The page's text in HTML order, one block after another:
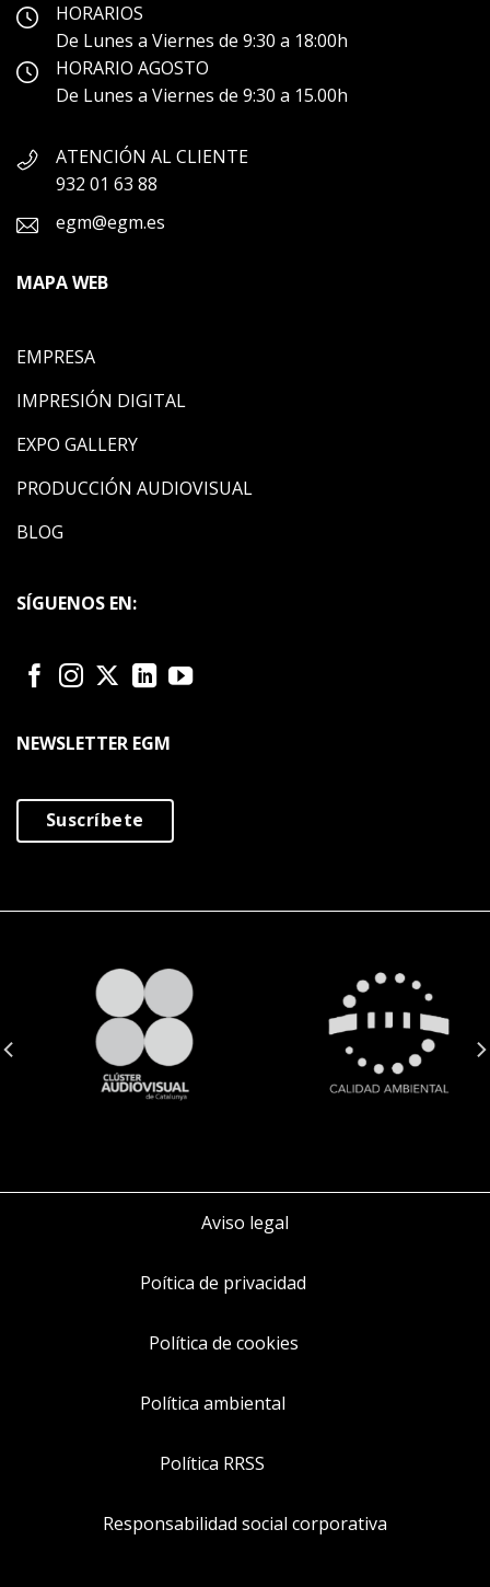
HORARIOS
De Lunes a Viernes de 9:30 a 18:00h
HORARIO AGOSTO
De Lunes a Viernes de 9:30 a 15.00h
ATENCIÓN AL CLIENTE
932 01 63 88
egm@egm.es
MAPA WEB
EMPRESA
IMPRESIÓN DIGITAL
EXPO GALLERY
PRODUCCIÓN AUDIOVISUAL
BLOG
SÍGUENOS EN:
NEWSLETTER EGM
Suscríbete
Aviso legal
Poítica de privacidad
Política de cookies
Política ambiental
Política RRSS
Responsabilidad social corporativa